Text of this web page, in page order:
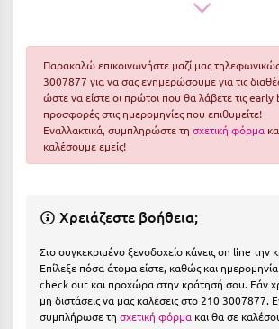
Ερμιόνη
Εύβοια
Ευρυτανία
Ζ
Ηλεία
Παρακαλώ επικοινωνήστε μαζί μας
3007877 για να σας ενημερώσουμε για τις
ώστε να είστε οι πρώτοι που θα λάβετε τις
προσφορές στις ημερομηνίες που επιθυμείτε!
Εναλλακτικά, συμπληρώστε τη σχετική φόρμα
καλέσουμε εμείς!
Χρειάζεστε βοήθεια;
Στο συγκεκριμένο ξενοδοχείο κάνεις on line την
Επίλεξε πόσα άτομα είστε, καθώς και
check out και προχώρα στην κράτησή σου. Εάν
μη διστάσεις να μας καλέσεις στο 210 3007877.
συμπλήρωσε τη σχετική φόρμα και θα σε